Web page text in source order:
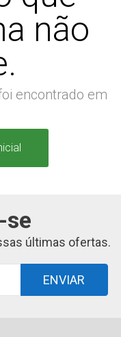
não
encontrado em
se
últimas ofertas.
ENVIAR